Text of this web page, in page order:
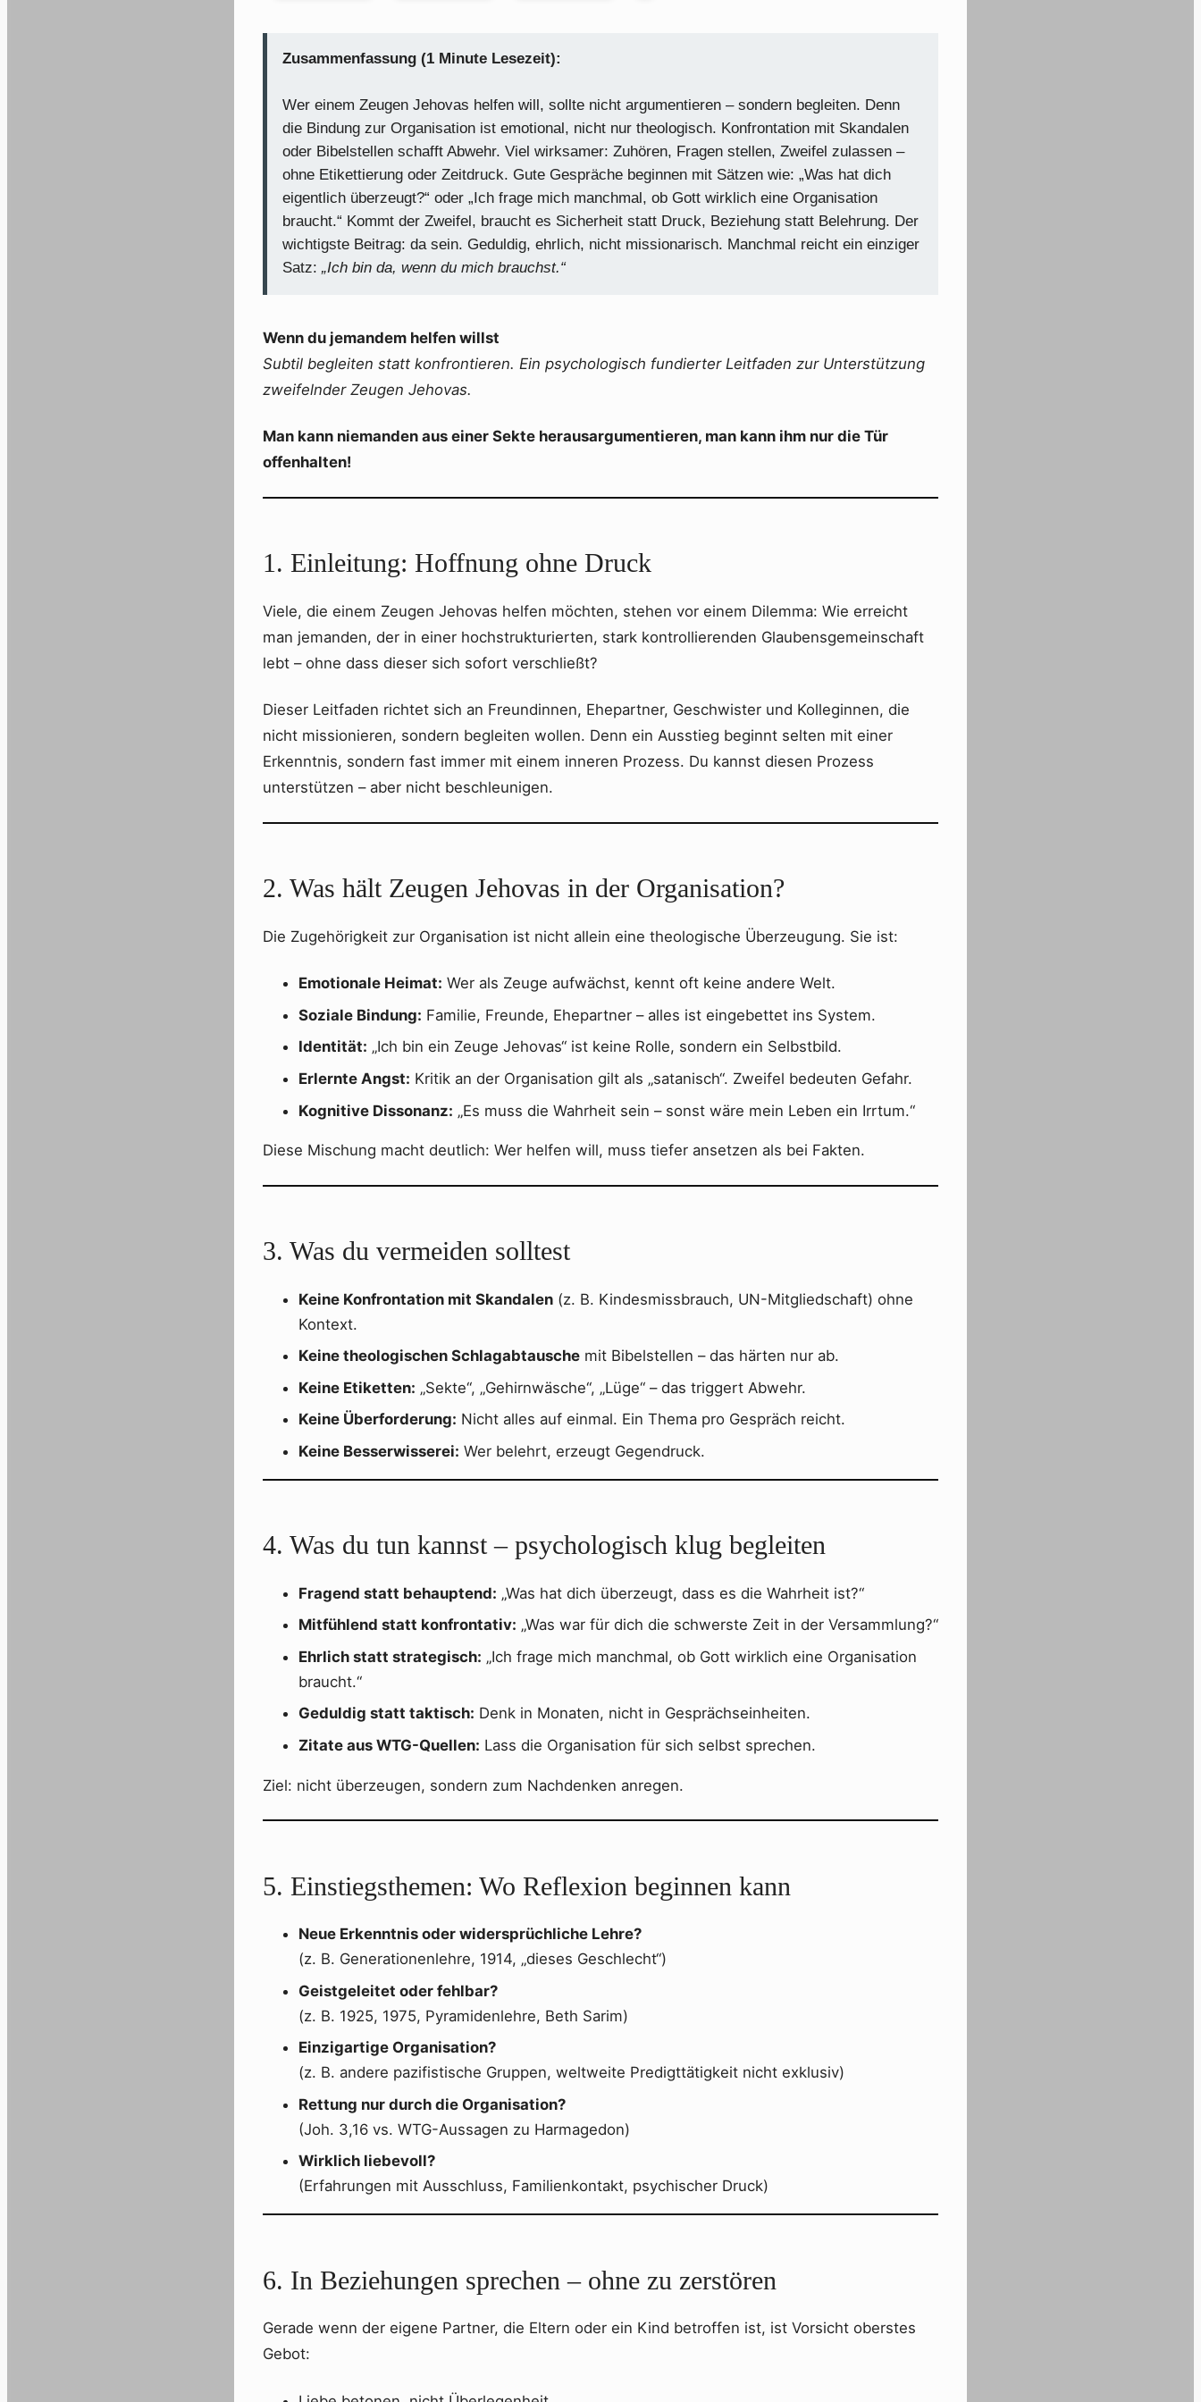
Zusammenfassung (1 Minute Lesezeit):
Wer einem Zeugen Jehovas helfen will, sollte nicht argumentieren – sondern begleiten. Denn
die Bindung zur Organisation ist emotional, nicht nur theologisch. Konfrontation mit Skandalen
oder Bibelstellen schafft Abwehr. Viel wirksamer: Zuhören, Fragen stellen, Zweifel zulassen –
ohne Etikettierung oder Zeitdruck. Gute Gespräche beginnen mit Sätzen wie: „Was hat dich
eigentlich überzeugt?“ oder „Ich frage mich manchmal, ob Gott wirklich eine Organisation
braucht.“ Kommt der Zweifel, braucht es Sicherheit statt Druck, Beziehung statt Belehrung. Der
wichtigste Beitrag: da sein. Geduldig, ehrlich, nicht missionarisch. Manchmal reicht ein einziger
Satz: „Ich bin da, wenn du mich brauchst.“
Wenn du jemandem helfen willst
Subtil begleiten statt konfrontieren. Ein psychologisch fundierter Leitfaden zur Unterstützung
zweifelnder Zeugen Jehovas.
Man kann niemanden aus einer Sekte herausargumentieren, man kann ihm nur die Tür
offenhalten!
1. Einleitung: Hoffnung ohne Druck
Viele, die einem Zeugen Jehovas helfen möchten, stehen vor einem Dilemma: Wie erreicht
man jemanden, der in einer hochstrukturierten, stark kontrollierenden Glaubensgemeinschaft
lebt – ohne dass dieser sich sofort verschließt?
Dieser Leitfaden richtet sich an Freundinnen, Ehepartner, Geschwister und Kolleginnen, die
nicht missionieren, sondern begleiten wollen. Denn ein Ausstieg beginnt selten mit einer
Erkenntnis, sondern fast immer mit einem inneren Prozess. Du kannst diesen Prozess
unterstützen – aber nicht beschleunigen.
2. Was hält Zeugen Jehovas in der Organisation?
Die Zugehörigkeit zur Organisation ist nicht allein eine theologische Überzeugung. Sie ist:
Emotionale Heimat: Wer als Zeuge aufwächst, kennt oft keine andere Welt.
Soziale Bindung: Familie, Freunde, Ehepartner – alles ist eingebettet ins System.
Identität: „Ich bin ein Zeuge Jehovas“ ist keine Rolle, sondern ein Selbstbild.
Erlernte Angst: Kritik an der Organisation gilt als „satanisch“. Zweifel bedeuten Gefahr.
Kognitive Dissonanz: „Es muss die Wahrheit sein – sonst wäre mein Leben ein Irrtum.“
Diese Mischung macht deutlich: Wer helfen will, muss tiefer ansetzen als bei Fakten.
3. Was du vermeiden solltest
Keine Konfrontation mit Skandalen (z. B. Kindesmissbrauch, UN-Mitgliedschaft) ohne
Kontext.
Keine theologischen Schlagabtausche mit Bibelstellen – das härten nur ab.
Keine Etiketten: „Sekte“, „Gehirnwäsche“, „Lüge“ – das triggert Abwehr.
Keine Überforderung: Nicht alles auf einmal. Ein Thema pro Gespräch reicht.
Keine Besserwisserei: Wer belehrt, erzeugt Gegendruck.
4. Was du tun kannst – psychologisch klug begleiten
Fragend statt behauptend: „Was hat dich überzeugt, dass es die Wahrheit ist?“
Mitfühlend statt konfrontativ: „Was war für dich die schwerste Zeit in der Versammlung?“
Ehrlich statt strategisch: „Ich frage mich manchmal, ob Gott wirklich eine Organisation
braucht.“
Geduldig statt taktisch: Denk in Monaten, nicht in Gesprächseinheiten.
Zitate aus WTG-Quellen: Lass die Organisation für sich selbst sprechen.
Ziel: nicht überzeugen, sondern zum Nachdenken anregen.
5. Einstiegsthemen: Wo Reflexion beginnen kann
Neue Erkenntnis oder widersprüchliche Lehre?
(z. B. Generationenlehre, 1914, „dieses Geschlecht“)
Geistgeleitet oder fehlbar?
(z. B. 1925, 1975, Pyramidenlehre, Beth Sarim)
Einzigartige Organisation?
(z. B. andere pazifistische Gruppen, weltweite Predigttätigkeit nicht exklusiv)
Rettung nur durch die Organisation?
(Joh. 3,16 vs. WTG-Aussagen zu Harmagedon)
Wirklich liebevoll?
(Erfahrungen mit Ausschluss, Familienkontakt, psychischer Druck)
6. In Beziehungen sprechen – ohne zu zerstören
Gerade wenn der eigene Partner, die Eltern oder ein Kind betroffen ist, ist Vorsicht oberstes
Gebot: